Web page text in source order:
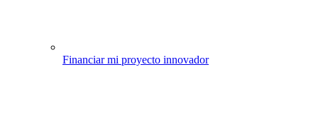
Financiar mi proyecto innovador